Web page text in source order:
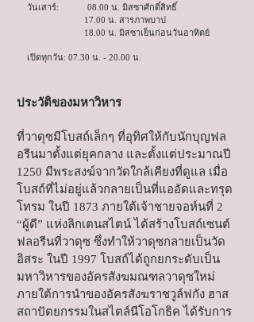
วันเสาร์: 08.00 น. มิสซาศักดิ์สิทธิ์
17.00 น. สารภาพบาป
18.00 น. มิสซาเย็นก่อนวันอาทิตย์
เปิดทุกวัน: 07.30 น. - 20.00 น.
ประวัติของมหาวิหาร
ที่วาดุซมีโบสถ์เล็กๆ ที่อุทิศให้กับนักบุญฟล
อรีนมาตั้งแต่ยุคกลาง และตั้งแต่ประมาณปี
1250 มีพระสงฆ์จากวัดใกล้เคียงที่ดูแล เมื่อ
โบสถ์ที่ไม่อยู่แล้วกลายเป็นที่แออัดและทรุด
โทรม ในปี 1873 ภายใต้เจ้าชายจอห์นที่ 2
“ผู้ดี” แห่งลิกเตนสไตน์ ได้สร้างโบสถ์เซนต์
ฟลอรีนที่วาดุซ ซึ่งทำให้วาดุซกลายเป็นวัด
อิสระ ในปี 1997 โบสถ์ได้ถูกยกระดับเป็น
มหาวิหารของอัครสังฆมณฑลวาดุซใหม่
ภายใต้การนำของอัครสังฆราชวูล์ฟกัง ฮาส
สถาปัตยกรรมในสไตล์นีโอโกธิค ได้รับการ